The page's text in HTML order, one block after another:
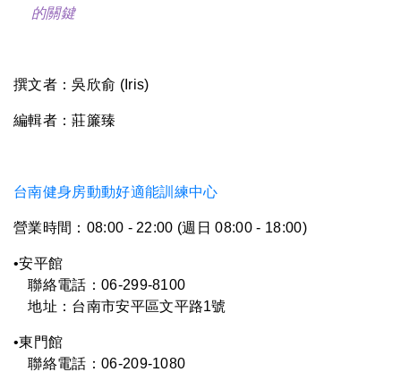
的關鍵
撰文者：吳欣俞 (Iris)
編輯者：莊簾臻
台南健身房動動好適能訓練中心
營業時間：08:00 - 22:00 (週日 08:00 - 18:00)
•安平館
聯絡電話：06-299-8100
地址：台南市安平區文平路1號
•東門館
聯絡電話：06-209-1080